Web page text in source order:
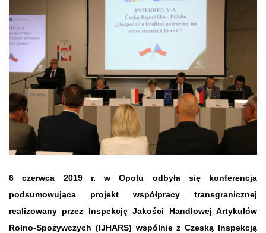
6 czerwca 2019 r. w Opolu odbyła się konferencja
podsumowująca projekt współpracy transgranicznej
realizowany przez Inspekcję Jakości Handlowej Artykułów
Rolno-Spożywczych (IJHARS) wspólnie z Czeską Inspekcją